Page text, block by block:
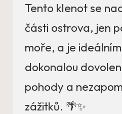
Tento klenot se
části ostrova, jen
moře, a je
dokonalou
pohody a
zážitků. 🌴✨